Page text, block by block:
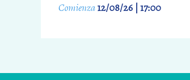
Comienza12/08/26 | 17:00